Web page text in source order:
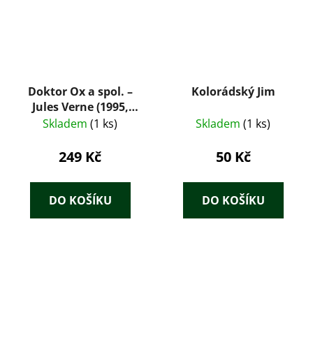
Doktor Ox a spol. –
Jules Verne (1995,
Mustang)
Skladem (1 ks)
249 Kč
DO KOŠÍKU
Kolorádský Jim
Skladem (1 ks)
50 Kč
DO KOŠÍKU